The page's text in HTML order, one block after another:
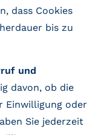
dass Cookies
bis zu
und
davon, ob die
Einwilligung oder
Sie jederzeit